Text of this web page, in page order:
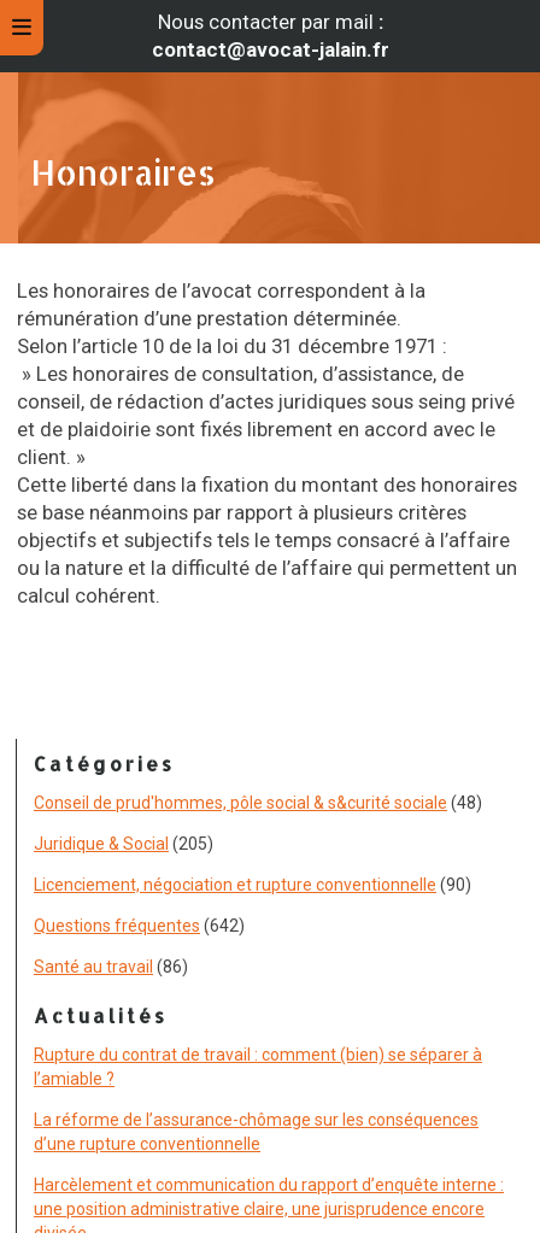
Nous contacter par mail :
contact@avocat-jalain.fr
Honoraires
Les honoraires de l’avocat correspondent à la
rémunération d’une prestation déterminée.
Selon l’article 10 de la loi du 31 décembre 1971 :
» Les honoraires de consultation, d’assistance, de
conseil, de rédaction d’actes juridiques sous seing privé
et de plaidoirie sont fixés librement en accord avec le
client. »
Cette liberté dans la fixation du montant des honoraires
se base néanmoins par rapport à plusieurs critères
objectifs et subjectifs tels le temps consacré à l’affaire
ou la nature et la difficulté de l’affaire qui permettent un
calcul cohérent.
Catégories
Conseil de prud'hommes, pôle social & s&curité sociale (48)
Juridique & Social (205)
Licenciement, négociation et rupture conventionnelle (90)
Questions fréquentes (642)
Santé au travail (86)
Actualités
Rupture du contrat de travail : comment (bien) se séparer à
l’amiable ?
La réforme de l’assurance-chômage sur les conséquences
d’une rupture conventionnelle
Harcèlement et communication du rapport d’enquête interne :
une position administrative claire, une jurisprudence encore